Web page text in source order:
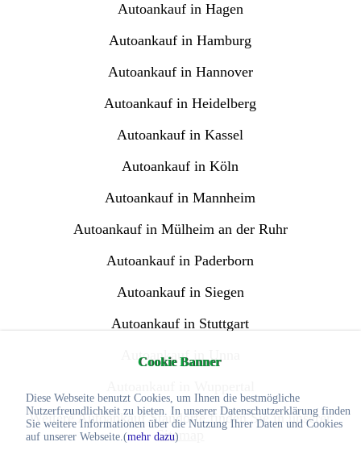
Cookie Banner
Diese Webseite benutzt Cookies, um Ihnen die bestmögliche
Nutzerfreundlichkeit zu bieten. In unserer Datenschutzerklärung finden
Sie weitere Informationen über die Nutzung Ihrer Daten und Cookies
auf unserer Webseite.(mehr dazu)
Autoankauf in Hagen
Autoankauf in Hamburg
Autoankauf in Hannover
Autoankauf in Heidelberg
Autoankauf in Kassel
Autoankauf in Köln
Autoankauf in Mannheim
Autoankauf in Mülheim an der Ruhr
Autoankauf in Paderborn
Autoankauf in Siegen
Autoankauf in Stuttgart
Autoankauf in Unna
Weitere Autoankauf Standorte finden Sie in unserer
Sitemap